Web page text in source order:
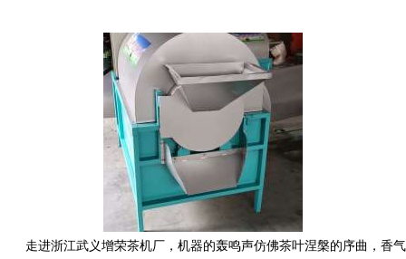
走进浙江武义增荣茶机厂，机器的轰鸣声仿佛茶叶涅槃的序曲，香气